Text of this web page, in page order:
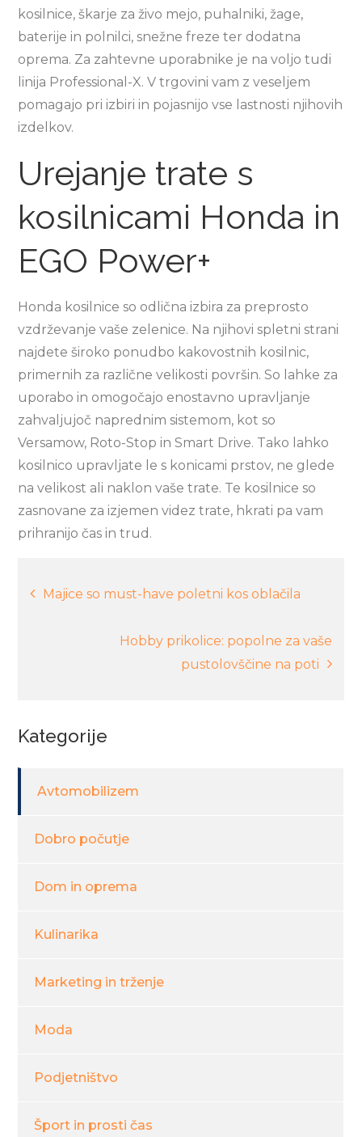
kosilnice, škarje za živo mejo, puhalniki, žage,
baterije in polnilci, snežne freze ter dodatna
oprema. Za zahtevne uporabnike je na voljo tudi
linija Professional-X. V trgovini vam z veseljem
pomagajo pri izbiri in pojasnijo vse lastnosti njihovih
izdelkov.
Urejanje trate s
kosilnicami Honda in
EGO Power+
Honda kosilnice so odlična izbira za preprosto
vzdrževanje vaše zelenice. Na njihovi spletni strani
najdete široko ponudbo kakovostnih kosilnic,
primernih za različne velikosti površin. So lahke za
uporabo in omogočajo enostavno upravljanje
zahvaljujoč naprednim sistemom, kot so
Versamow, Roto-Stop in Smart Drive. Tako lahko
kosilnico upravljate le s konicami prstov, ne glede
na velikost ali naklon vaše trate. Te kosilnice so
zasnovane za izjemen videz trate, hkrati pa vam
prihranijo čas in trud.
Navigacija
prispevka
Majice so must-have poletni kos oblačila
Hobby prikolice: popolne za vaše
pustolovščine na poti
Kategorije
Avtomobilizem
Dobro počutje
Dom in oprema
Kulinarika
Marketing in trženje
Moda
Podjetništvo
Šport in prosti čas